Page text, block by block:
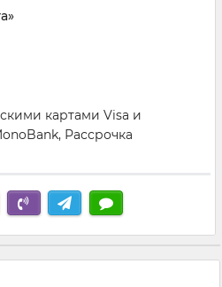
картами Visa и
Рассрочка